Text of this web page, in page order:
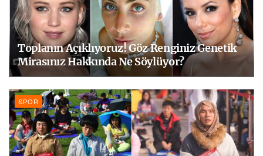
Toplanın Açıklıyoruz! Göz Renginiz Genetik
Mirasınız Hakkında Ne Söylüyor?
SPOR